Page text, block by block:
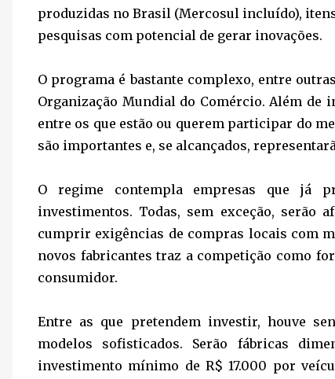
produzidas no Brasil (Mercosul incluído),
pesquisas com potencial de gerar inovações.
O programa é bastante complexo, entre
Organização Mundial do Comércio. Além de
entre os que estão ou querem participar do
são importantes e, se alcançados,
O regime contempla empresas que já
investimentos. Todas, sem exceção, serão
cumprir exigências de compras locais com
novos fabricantes traz a competição como
consumidor.
Entre as que pretendem investir, houve
modelos sofisticados. Serão fábricas
investimento mínimo de R$ 17.000 por